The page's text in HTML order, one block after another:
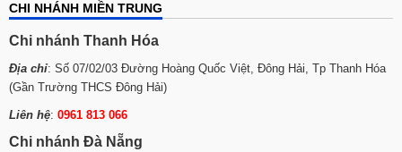
CHI NHÁNH MIỀN TRUNG
Chi nhánh Thanh Hóa
Địa chỉ: Số 07/02/03 Đường Hoàng Quốc Việt, Đông Hải, Tp Thanh Hóa
(Gần Trường THCS Đông Hải)
Liên hệ: 0961 813 066
Chi nhánh Đà Nẵng